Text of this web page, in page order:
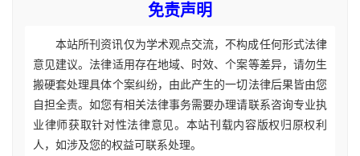
免责声明
本站所刊资讯仅为学术观点交流，不构成任何形式法律
意见建议。法律适用存在地域、时效、个案等差异，请勿生
搬硬套处理具体个案纠纷，由此产生的一切法律后果皆由您
自担全责。如您有相关法律事务需要办理请联系咨询专业执
业律师获取针对性法律意见。本站刊载内容版权归原权利
人，如涉及您的权益可联系处理。